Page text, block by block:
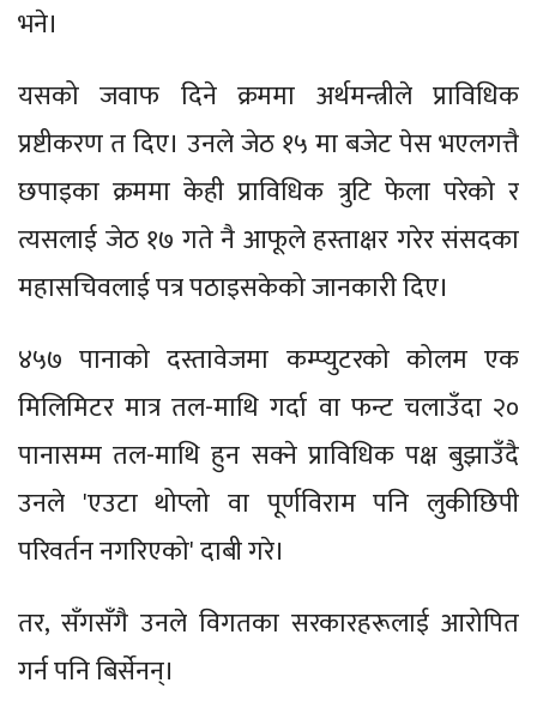
भने।
यसको जवाफ दिने क्रममा अर्थमन्त्रीले प्राविधिक
प्रष्टीकरण त दिए। उनले जेठ १५ मा बजेट पेस भएलगत्तै
छपाइका क्रममा केही प्राविधिक त्रुटि फेला परेको र
त्यसलाई जेठ १७ गते नै आफूले हस्ताक्षर गरेर संसदका
महासचिवलाई पत्र पठाइसकेको जानकारी दिए।
४५७ पानाको दस्तावेजमा कम्प्युटरको कोलम एक
मिलिमिटर मात्र तल-माथि गर्दा वा फन्ट चलाउँदा २०
पानासम्म तल-माथि हुन सक्ने प्राविधिक पक्ष बुझाउँदै
उनले 'एउटा थोप्लो वा पूर्णविराम पनि लुकीछिपी
परिवर्तन नगरिएको' दाबी गरे।
तर, सँगसँगै उनले विगतका सरकारहरूलाई आरोपित
गर्न पनि बिर्सेनन्।